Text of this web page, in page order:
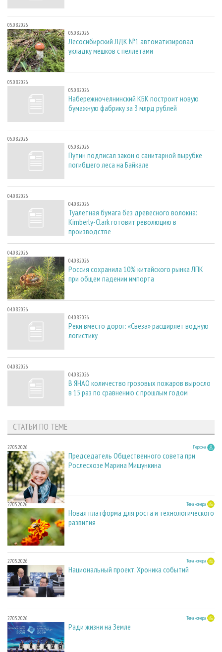
05.08.2026
05.08.2026
Лесосибирский ЛДК №1 автоматизировал
укладку мешков с пеллетами
05.08.2026
05.08.2026
Набережночелнинский КБК построит новую
бумажную фабрику за 3 млрд рублей
05.08.2026
05.08.2026
Путин подписал закон о санитарной вырубке
погибшего леса на Байкале
04.08.2026
04.08.2026
Туалетная бумага без древесного волокна:
Kimberly-Clark готовит революцию в
производстве
04.08.2026
04.08.2026
Россия сохранила 10% китайского рынка ЛПК
при общем падении импорта
04.08.2026
04.08.2026
Реки вместо дорог: «Свеза» расширяет водную
логистику
04.08.2026
04.08.2026
В ЯНАО количество грозовых пожаров выросло
в 15 раз по сравнению с прошлым годом
СТАТЬИ ПО ТЕМЕ
27.05.2026 Персона
Председатель Общественного совета при
Рослесхозе Марина Мишункина
27.05.2026 Тема номера
Новая платформа для роста и технологического
развития
27.05.2026 Тема номера
Национальный проект. Хроника событий
27.05.2026 Тема номера
Ради жизни на Земле